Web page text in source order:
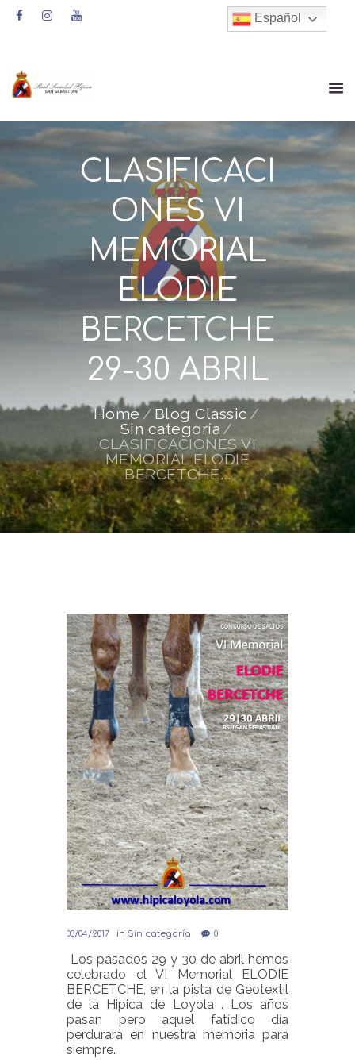
CLASIFICACI
ONES VI
MEMORIAL
ELODIE
BERCETCHE
29-30 ABRIL
Home
Blog Classic
Sin categoría
CLASIFICACIONES VI
MEMORIAL ELODIE
BERCETCHE...
03/04/2017 in Sin categoría 0
Los pasados 29 y 30 de abril hemos
celebrado el VI Memorial ELODIE
BERCETCHE, en la pista de Geotextil
de la Hipica de Loyola . Los años
pasan pero aquel fatídico día
perdurará en nuestra memoria para
siempre.
Español